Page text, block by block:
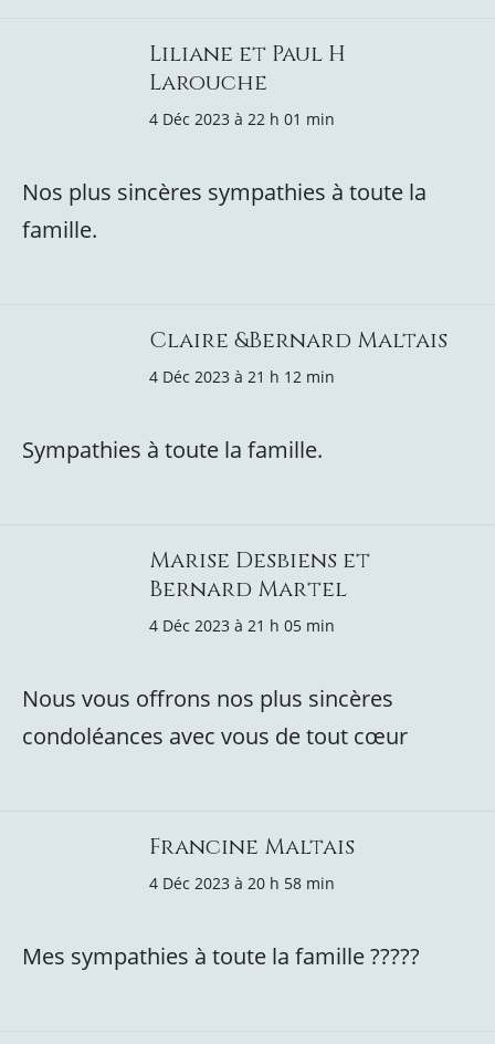
Liliane et Paul H
Larouche
4 Déc 2023 à 22 h 01 min
Nos plus sincères sympathies à toute la
famille.
Claire &Bernard Maltais
4 Déc 2023 à 21 h 12 min
Sympathies à toute la famille.
Marise Desbiens et
Bernard Martel
4 Déc 2023 à 21 h 05 min
Nous vous offrons nos plus sincères
condoléances avec vous de tout cœur
Francine Maltais
4 Déc 2023 à 20 h 58 min
Mes sympathies à toute la famille ?????